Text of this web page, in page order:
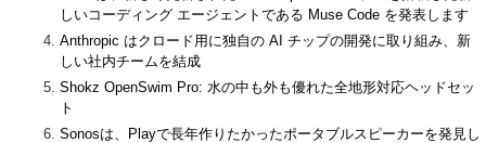
しいコーディング エージェントである Muse Code を発表します
Anthropic はクロード用に独自の AI チップの開発に取り組み、新
しい社内チームを結成
Shokz OpenSwim Pro: 水の中も外も優れた全地形対応ヘッドセッ
ト
Sonosは、Playで長年作りたかったポータブルスピーカーを発見し